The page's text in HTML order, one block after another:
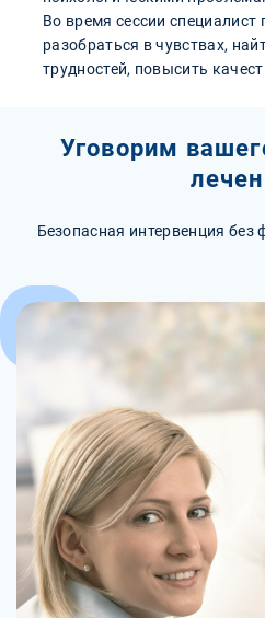
Во время сессии специалист
разобраться в чувствах,
трудностей, повысить
Уговорим
Безопасная интервенция без